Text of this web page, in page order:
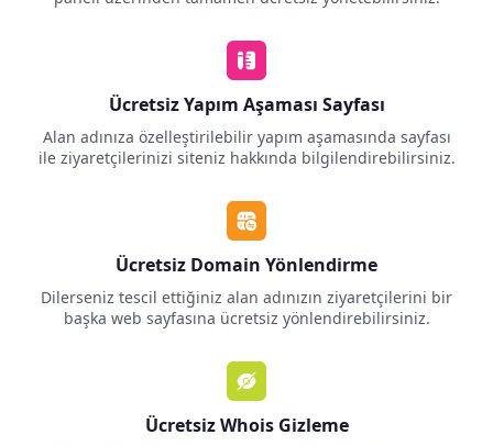
Ücretsiz Yapım Aşaması Sayfası
Alan adınıza özelleştirilebilir yapım aşamasında sayfası
ile ziyaretçilerinizi siteniz hakkında bilgilendirebilirsiniz.
Ücretsiz Domain Yönlendirme
Dilerseniz tescil ettiğiniz alan adınızın ziyaretçilerini bir
başka web sayfasına ücretsiz yönlendirebilirsiniz.
Ücretsiz Whois Gizleme